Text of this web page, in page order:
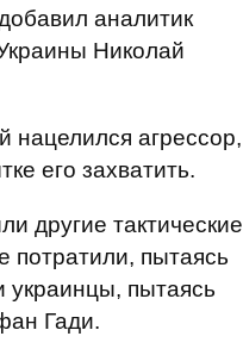
аналитик
Николай
нацелился агрессор,
его захватить.
другие тактические
потратили, пытаясь
украинцы, пытаясь
Гади.